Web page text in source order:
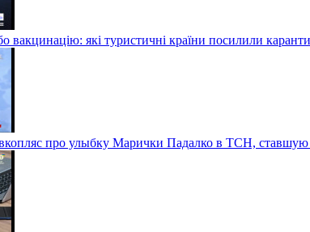
вакцинацію: які туристичні країни посилили
про улыбку Марички Падалко в ТСН, ставшую